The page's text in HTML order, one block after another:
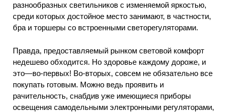
разнообразных светильников с изменяемой яркостью,
среди которых достойное место занимают, в частности,
бра и торшеры со встроенными светорегуляторами.
Правда, предоставляемый рынком световой комфорт
недешево обходится. Но здоровье каждому дороже, и
это—во-первых! Во-вторых, совсем не обязательно все
покупать готовым. Можно ведь проявить и
рачительность, снабдив уже имеющиеся приборы
освещения самодельными электронными регуляторами,